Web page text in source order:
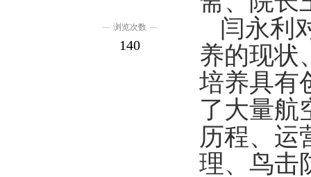
浏览次数
140
闫永利
养的现状
培养具有
了大量航
历程、运
理、鸟击